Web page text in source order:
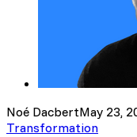
Noé DacbertMay 23,
Transformation